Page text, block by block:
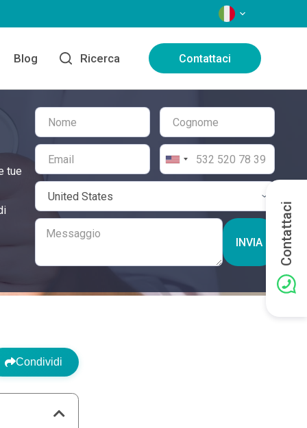
LINGUE
Blog Ricerca Contattaci
tue
INVIA
Condividi
Contattaci